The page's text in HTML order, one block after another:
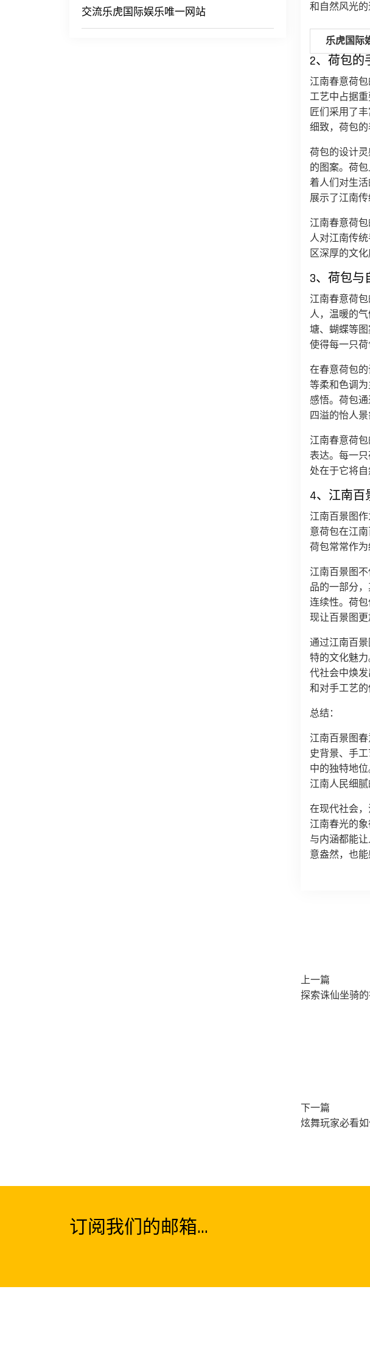
交流乐虎国际娱乐唯一网站
和自然风光的
乐虎国际
2、荷包的
江南春意荷
工艺中占据
匠们采用了
细致，荷包的
荷包的设计
的图案。荷
着人们对生
展示了江南
江南春意荷
人对江南传
区深厚的文
3、荷包与
江南春意荷
人，温暖的
塘、蝴蝶等
使得每一只荷
在春意荷包
等柔和色调
感悟。荷包
四溢的怡人景
江南春意荷
表达。每一
处在于它将
4、江南百
江南百景图
意荷包在江
荷包常常作
江南百景图
品的一部分
连续性。荷
现让百景图
通过江南百
特的文化魅
代社会中焕
和对手工艺的
总结：
江南百景图
史背景、手
中的独特地
江南人民细
在现代社会
江南春光的
与内涵都能
意盎然，也
上一篇
探索诛仙坐骑
下一篇
炫舞玩家必看
订阅我们的邮箱...